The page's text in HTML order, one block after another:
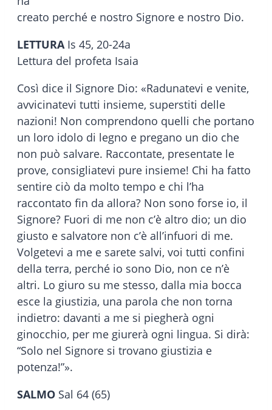
creato perché e nostro Signore e nostro Dio.
LETTURAIs 45, 20-24a
Lettura del profeta Isaia
Così dice il Signore Dio: «Radunatevi e venite,
avvicinatevi tutti insieme, superstiti delle
nazioni! Non comprendono quelli che portano
un loro idolo di legno e pregano un dio che
non può salvare. Raccontate, presentate le
prove, consigliatevi pure insieme! Chi ha fatto
sentire ciò da molto tempo e chi l’ha
raccontato fin da allora? Non sono forse io, il
Signore? Fuori di me non c’è altro dio; un dio
giusto e salvatore non c’è all’infuori di me.
Volgetevi a me e sarete salvi, voi tutti confini
della terra, perché io sono Dio, non ce n’è
altri. Lo giuro su me stesso, dalla mia bocca
esce la giustizia, una parola che non torna
indietro: davanti a me si piegherà ogni
ginocchio, per me giurerà ogni lingua. Si dirà:
“Solo nel Signore si trovano giustizia e
potenza!”».
SALMO Sal 64 (65)